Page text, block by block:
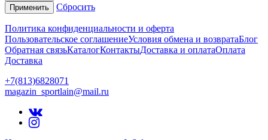
Применить
Сбросить
Политика конфиденциальности и оферта
Пользовательское соглашениеУсловия обмена и возвратаБлог
Обратная связьКаталогКонтактыДоставка и оплатаОплата
Доставка
+7(813)6828071
magazin_sportlain@mail.ru